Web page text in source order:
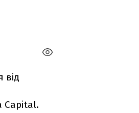
від
Capital.